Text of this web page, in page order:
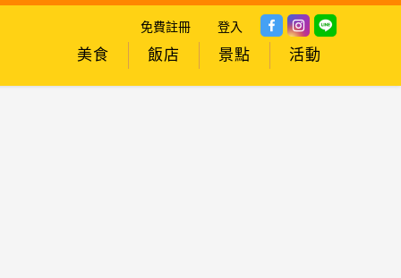
免費註冊 登入
美食 飯店 景點 活動